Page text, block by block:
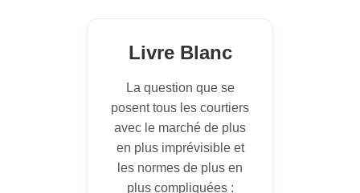
Livre Blanc
La question que se
posent tous les courtiers
avec le marché de plus
en plus imprévisible et
les normes de plus en
plus compliquées :